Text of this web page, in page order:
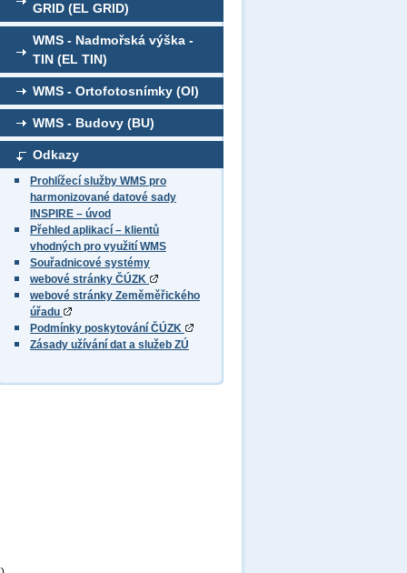
GRID (EL GRID)
WMS - Nadmořská výška -
TIN (EL TIN)
WMS - Ortofotosnímky (OI)
WMS - Budovy (BU)
Odkazy
Prohlížecí služby WMS pro
harmonizované datové sady
INSPIRE – úvod
Přehled aplikací – klientů
vhodných pro využití WMS
Souřadnicové systémy
webové stránky ČÚZK
webové stránky Zeměměřického
úřadu
Podmínky poskytování ČÚZK
Zásady užívání dat a služeb ZÚ